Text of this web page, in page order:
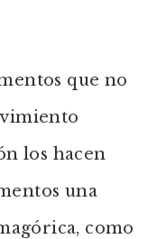
que no
los hacen
una
como